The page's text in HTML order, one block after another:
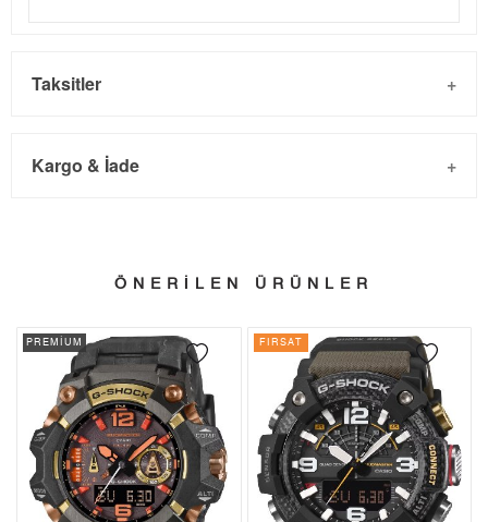
Taksitler
Tek Çekim 0,00 ₺ 0,00 ₺
0,00 ₺
4 0,00 ₺
5 0,00 ₺ 0,00 ₺
6 0,00 ₺
Kargo & İade
- Sipariş gönderimi 3 iş günü içinde yapılmaktadır. Resmi
verilir.
- İnternet mağazamızdan yapacağınız tüm alışverişlerde
Türkiye'nin her yerine 2.500₺ ve üzeri alışverişlerde Yurtiçi
Kargo ile ücretsiz gönderilir.
İade
- Kargonuz elinize ulaştığı tarihten itibaren 14 gün içerisinde
ÖNERİLEN ÜRÜNLER
PREMİUM FIRSAT